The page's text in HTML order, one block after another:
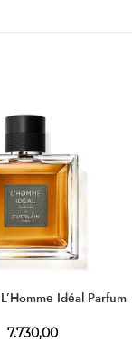
Idéal Parfum
7.730,00